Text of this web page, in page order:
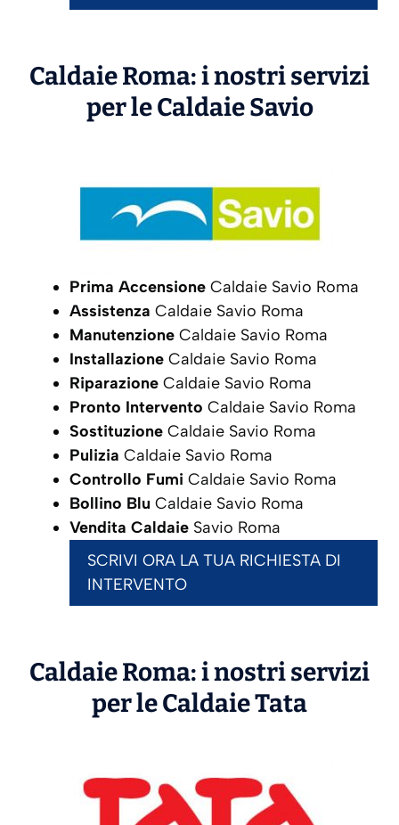
Caldaie Roma: i nostri servizi
per le CaldaieSavio
Prima Accensione Caldaie Savio Roma
Assistenza Caldaie Savio Roma
Manutenzione Caldaie Savio Roma
Installazione Caldaie Savio Roma
Riparazione Caldaie Savio Roma
Pronto Intervento Caldaie Savio Roma
Sostituzione Caldaie Savio Roma
Pulizia Caldaie Savio Roma
Controllo Fumi Caldaie Savio Roma
Bollino Blu Caldaie Savio Roma
Vendita Caldaie Savio Roma
SCRIVI ORA LA TUA RICHIESTA DI
INTERVENTO
Caldaie Roma: i nostri servizi
per le CaldaieTata